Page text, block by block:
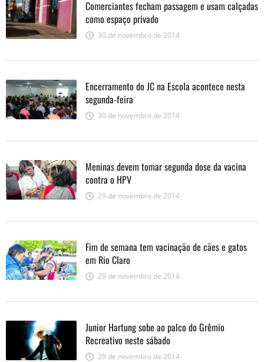
Comerciantes fecham passagem e usam calçadas
como espaço privado
30 de novembro de 2014
Encerramento do JC na Escola acontece nesta
segunda-feira
30 de novembro de 2014
Meninas devem tomar segunda dose da vacina
contra o HPV
29 de novembro de 2014
Fim de semana tem vacinação de cães e gatos
em Rio Claro
29 de novembro de 2014
Junior Hartung sobe ao palco do Grêmio
Recreativo neste sábado
29 de novembro de 2014